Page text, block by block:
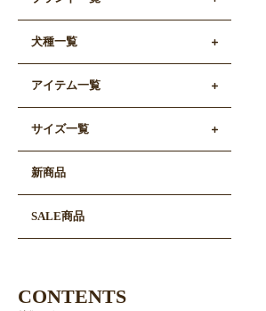
犬種一覧
アイテム一覧
サイズ一覧
新商品
SALE商品
CONTENTS